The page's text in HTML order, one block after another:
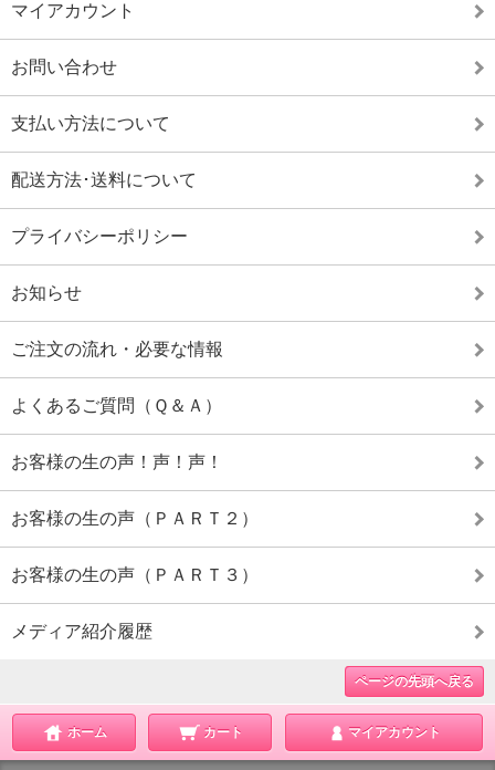
マイアカウント
お問い合わせ
支払い方法について
配送方法･送料について
プライバシーポリシー
お知らせ
ご注文の流れ・必要な情報
よくあるご質問（Ｑ＆Ａ）
お客様の生の声！声！声！
お客様の生の声（ＰＡＲＴ２）
お客様の生の声（ＰＡＲＴ３）
メディア紹介履歴
ページの先頭へ戻る
ホーム カート マイアカウント